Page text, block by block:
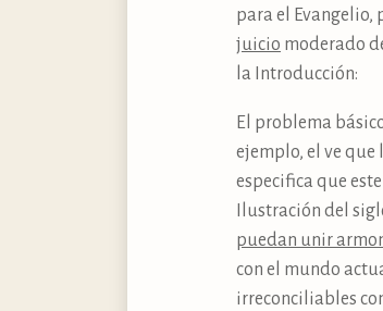
para el Evangelio,
juicio moderado
la Introducción:
El problema
ejemplo, el ve que
especifica que
Ilustración del
puedan unir
con el mundo
irreconciliables